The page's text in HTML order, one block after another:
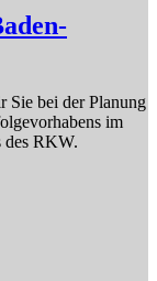
Sie bei der Planung
im
des RKW.